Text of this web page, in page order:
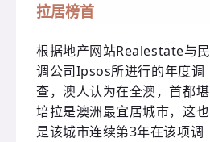
拉居榜首
根据地产网站Realestate与民
调公司Ipsos所进行的年度调
查，澳人认为在全澳，首都堪
培拉是澳洲最宜居城市，这也
是该城市连续第3年在该项调